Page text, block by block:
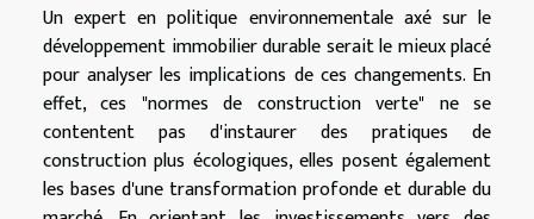
Un expert en politique environnementale axé sur le
développement immobilier durable serait le mieux placé
pour analyser les implications de ces changements. En
effet, ces "normes de construction verte" ne se
contentent pas d'instaurer des pratiques de
construction plus écologiques, elles posent également
les bases d'une transformation profonde et durable du